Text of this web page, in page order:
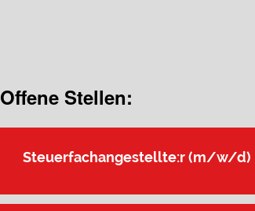
Offene Stellen:
Steuerfachangestellte:r (m/w/d)